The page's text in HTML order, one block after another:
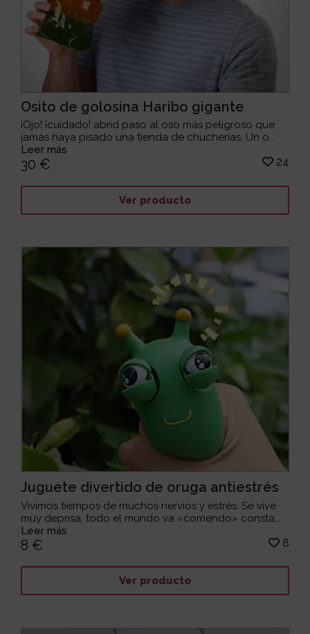
Osito de golosina Haribo gigante
¡Ojo! ¡cuidado! abrid paso al oso más peligroso que
jamás haya pisado una tienda de chucherías. Un o...
Leer más
30 € 24
Ver producto
Juguete divertido de oruga antiestrés
Vivimos tiempos de muchos nervios y estrés. Se vive
muy deprisa, todo el mundo va «corriendo» consta...
Leer más
8 € 8
Ver producto